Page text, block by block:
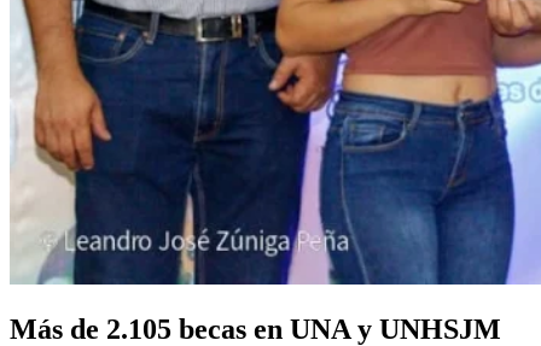
Más de 2.105 becas en UNA y UNHSJM